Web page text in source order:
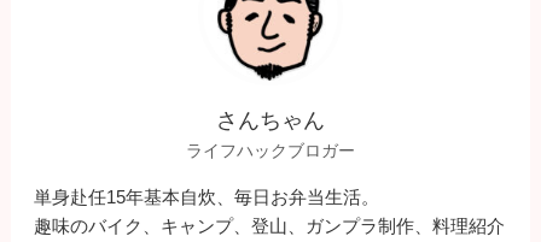
さんちゃん
ライフハックブロガー
単身赴任15年基本自炊、毎日お弁当生活。
趣味のバイク、キャンプ、登山、ガンプラ制作、料理紹介